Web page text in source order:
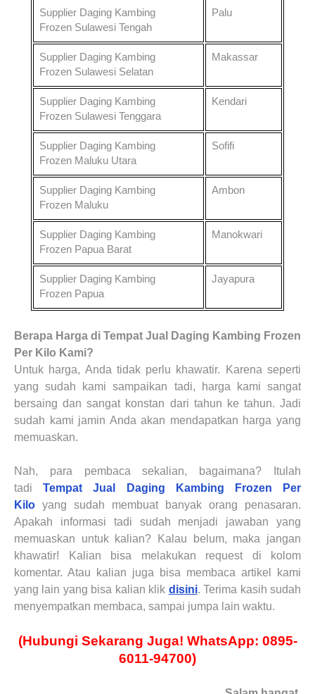
Supplier Daging Kambing
Frozen Sulawesi Tengah
Palu
Supplier Daging Kambing
Frozen Sulawesi Selatan
Makassar
Supplier Daging Kambing
Frozen Sulawesi Tenggara
Kendari
Supplier Daging Kambing
Frozen Maluku Utara
Sofifi
Supplier Daging Kambing
Frozen Maluku
Ambon
Supplier Daging Kambing
Frozen Papua Barat
Manokwari
Supplier Daging Kambing
Frozen Papua
Jayapura
Berapa Harga di Tempat Jual Daging Kambing Frozen
Per Kilo Kami?
Untuk harga, Anda tidak perlu khawatir. Karena seperti
yang sudah kami sampaikan tadi, harga kami sangat
bersaing dan sangat konstan dari tahun ke tahun. Jadi
sudah kami jamin Anda akan mendapatkan harga yang
memuaskan.
Nah, para pembaca sekalian, bagaimana? Itulah
tadiTempat Jual Daging Kambing Frozen Per
Kilo yang sudah membuat banyak orang penasaran.
Apakah informasi tadi sudah menjadi jawaban yang
memuaskan untuk kalian? Kalau belum, maka jangan
khawatir! Kalian bisa melakukan request di kolom
komentar. Atau kalian juga bisa membaca artikel kami
yang lain yang bisa kalian klik disini. Terima kasih sudah
menyempatkan membaca, sampai jumpa lain waktu.
(Hubungi Sekarang Juga! WhatsApp: 0895-
6011-94700)